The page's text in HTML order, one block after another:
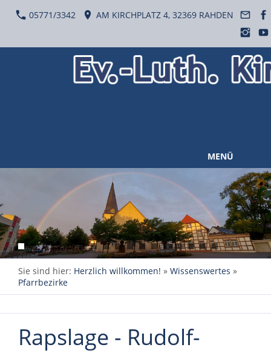
05771/3342 AM KIRCHPLATZ 4, 32369 RAHDEN
MENÜ
Sie sind hier: Herzlich willkommen! » Wissenswertes »
Pfarrbezirke
Rapslage - Rudolf-